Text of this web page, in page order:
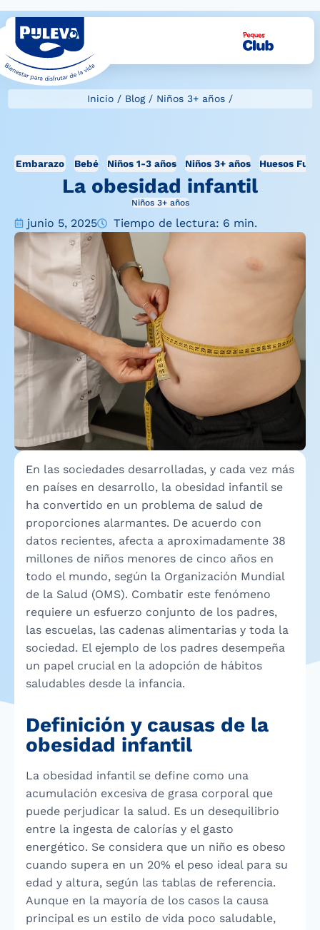
Inicio / Blog/ Niños 3+ años /
Embarazo Bebé Niños 1-3 años Niños 3+ años Huesos
La obesidad infantil
Niños 3+ años
junio 5, 2025 Tiempo de lectura: 6 min.
En las sociedades desarrolladas, y cada vez más
en países en desarrollo, la obesidad infantil se
ha convertido en un problema de salud de
proporciones alarmantes. De acuerdo con
datos recientes, afecta a aproximadamente 38
millones de niños menores de cinco años en
todo el mundo, según la Organización Mundial
de la Salud (OMS). Combatir este fenómeno
requiere un esfuerzo conjunto de los padres,
las escuelas, las cadenas alimentarias y toda la
sociedad. El ejemplo de los padres desempeña
un papel crucial en la adopción de hábitos
saludables desde la infancia.
Definición y causas de la
obesidad infantil
La obesidad infantil se define como una
acumulación excesiva de grasa corporal que
puede perjudicar la salud. Es un desequilibrio
entre la ingesta de calorías y el gasto
energético. Se considera que un niño es obeso
cuando supera en un 20% el peso ideal para su
edad y altura, según las tablas de referencia.
Aunque en la mayoría de los casos la causa
principal es un estilo de vida poco saludable,